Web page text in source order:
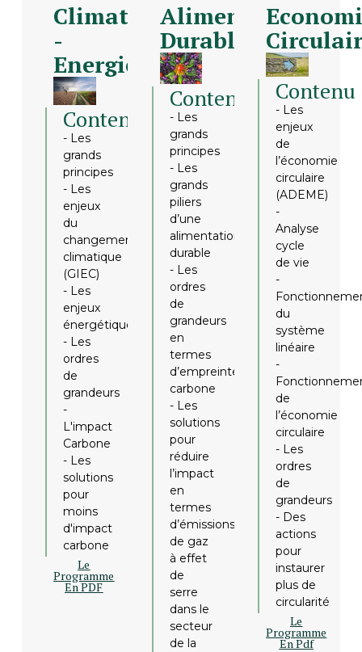
Climat
-
Energie
Contenu
- Les
grands
principes
- Les
enjeux
du
changement
climatique
(GIEC)
- Les
enjeux
énergétiques
- Les
ordres
de
grandeurs
-
L'impact
Carbone
- Les
solutions
pour
moins
d'impact
carbone
Le
Programme
En PDF
Alimentation
Durable
Contenu
- Les
grands
principes
- Les
grands
piliers
d’une
alimentation
durable
- Les
ordres
de
grandeurs
en
termes
d’empreinte
carbone
- Les
solutions
pour
réduire
l’impact
en
termes
d’émissions
de gaz
à effet
de
serre
dans le
secteur
de la
Contenu
- Les
enjeux
de
l’économie
circulaire
(ADEME)
-
Analyse
cycle
de vie
-
du
système
linéaire
-
de
l’économie
circulaire
- Les
ordres
de
grandeurs
- Des
actions
pour
instaurer
plus de
circularité
Le
Programme
En Pdf